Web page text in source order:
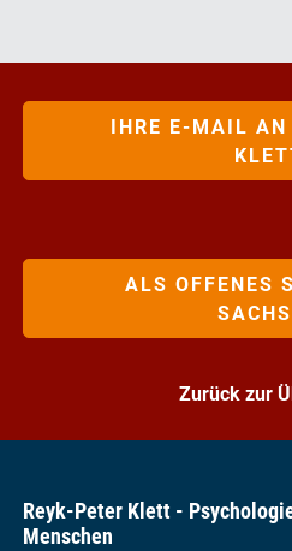
IHRE E-MAIL AN
ALS OFFENES
Zurück zur
Reyk-Peter Klett -
Menschen